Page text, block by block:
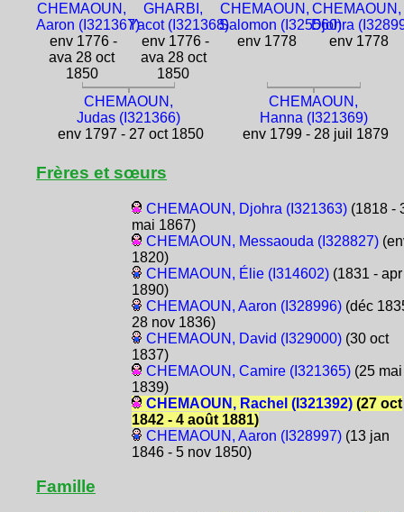
CHEMAOUN,
Aaron (I321367)
env 1776 -
ava 28 oct
1850
GHARBI,
Yacot (I321368)
env 1776 -
ava 28 oct
1850
CHEMAOUN,
Salomon (I325560)
env 1778
CHEMAOUN,
Djohra
env 1778
CHEMAOUN,
Judas (I321366)
env 1797 - 27 oct 1850
CHEMAOUN,
Hanna (I321369)
env 1799 - 28 juil 1879
Frères et sœurs
CHEMAOUN, Djohra (I321363)(1818 -
mai 1867)
CHEMAOUN, Messaouda (I328827)
1820)
CHEMAOUN, Élie (I314602)(1831 - apr
1890)
CHEMAOUN, Aaron (I328996)(déc
28 nov 1836)
CHEMAOUN, David (I329000)(30 oct
1837)
CHEMAOUN, Camire (I321365)(25 mai
1839)
CHEMAOUN, Rachel (I321392)(27 oct
1842 - 4 août 1881)
CHEMAOUN, Aaron (I328997)(13 jan
1846 - 5 nov 1850)
Famille